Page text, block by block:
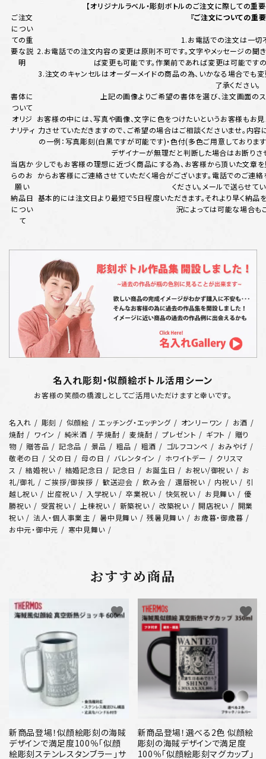
【オリジナルラベル・彫刻ボトルのご注文に際しての
ご注文
につい
ての重
要な説
明
『ご注文についての重
1.お電話での注文は一切
2.お電話での注文内容の変更は原則不可です。文字やメッセージの聞
ば変更も可能です。作業前であれば変更は可能です
3.注文のキャンセルはオーダーメイドの商品の為、いかなる場合でも
了承ください。
書体に
ついて
上記の画像よりご希望の書体を選び、注文画面の
オリジ
ナリティ
お客様の中には、写真や画像、文字に色をつけたいというお客様もお見
力させていただきますので、ご希望の場合はご相談くださいませ。内
の一例：写真彫刻(白黒ですが可能です)・色付(多色ご用意しており
デザイナーが無理だと判断した場合はお断りさ
当店か
らのお
願い
少しでもお客様の理想に近づく商品にする為、お客様から頂いた文章
からお客様にご連絡させていただく場合がございます。電話でのご連
ください。メールで送らせて
納品日
につい
て
基本的には注文日より最短で5日程度いただきます。それより早く納
況によっては可能な場合も
名入れ彫刻・似顔絵ボトル活用シーン
お客様の笑顔の橋渡しとしてご活用いただけますと幸いです。
名入れ 彫刻 似顔絵 エッチング・エッヂング オンリーワン
お酒
焼酎
ワイン 純米酒 芋焼酎 麦焼酎 プレゼント ギフト
贈り
物
贈答品 記念品 景品 粗品 粗酒 ゴルフコンペ
おみやげ
敬老の日
父の日 母の日 バレンタイン ホワイトデー
クリスマ
ス
結婚祝い 結婚記念日 記念日 お誕生日 お祝い/御祝い
お
礼/御礼
ご挨拶/御挨拶 歓送迎会 飲み会 還暦祝い 内祝い
引
越し祝い
出産祝い 入学祝い 卒業祝い 快気祝い お見舞い
優
勝祝い
受賞祝い 上棟祝い 新築祝い 改築祝い 開店祝い
開業
祝い
法人・個人事業主 暑中見舞い 残暑見舞い
お歳暮・御歳暮
お中元・御中元
寒中見舞い
おすすめ商品
新商品登場！似顔絵彫刻の海賊
デザインで満足度100％「似顔
絵彫刻ステンレスタンブラー」サ
favorite
新商品登場！選べる2色 似顔絵
彫刻の海賊デザインで満足度
100％「似顔絵彫刻マグカップ」
favorite